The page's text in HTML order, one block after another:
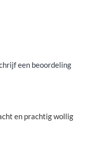
een beoordeling
en prachtig wollig